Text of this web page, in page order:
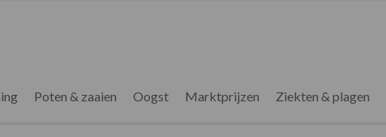
Poten & zaaien Oogst Marktprijzen Ziekten & plagen